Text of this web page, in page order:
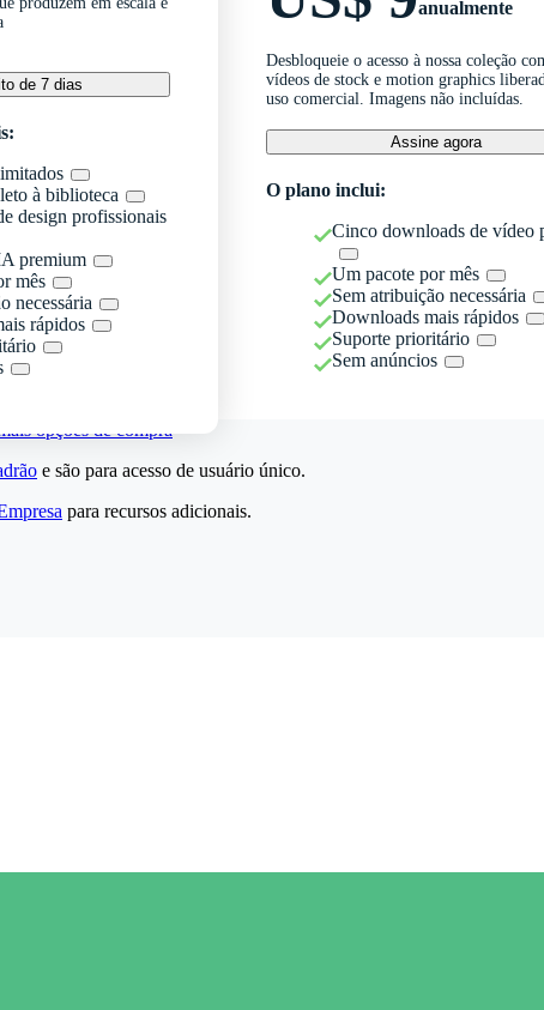
de 7 dias
à biblioteca
design profissionais
premium
mês
necessária
rápidos
anualmente
Desbloqueie o acesso à nossa coleção
vídeos de stock e motion graphics
uso comercial. Imagens não incluídas.
Assine agora
O plano inclui:
Cinco downloads de vídeo
Um pacote por mês
Sem atribuição necessária
Downloads mais rápidos
Suporte prioritário
Sem anúncios
opções de compra
e são para acesso de usuário único.
para recursos adicionais.